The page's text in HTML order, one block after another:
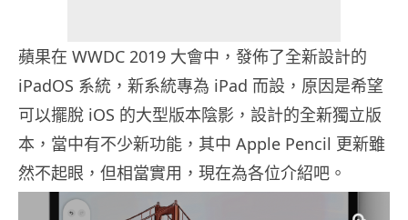
蘋果在 WWDC 2019 大會中，發佈了全新設計的
iPadOS 系統，新系統專為 iPad 而設，原因是希望
可以擺脫 iOS 的大型版本陰影，設計的全新獨立版
本，當中有不少新功能，其中 Apple Pencil 更新雖
然不起眼，但相當實用，現在為各位介紹吧。